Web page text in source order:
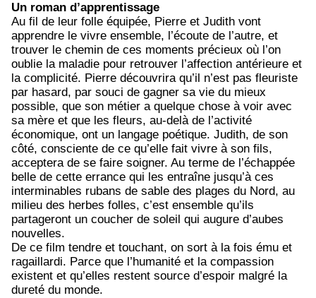
Un roman d’apprentissage
Au fil de leur folle équipée, Pierre et Judith vont
apprendre le vivre ensemble, l’écoute de l’autre, et
trouver le chemin de ces moments précieux où l’on
oublie la maladie pour retrouver l’affection antérieure et
la complicité. Pierre découvrira qu’il n’est pas fleuriste
par hasard, par souci de gagner sa vie du mieux
possible, que son métier a quelque chose à voir avec
sa mère et que les fleurs, au-delà de l’activité
économique, ont un langage poétique. Judith, de son
côté, consciente de ce qu’elle fait vivre à son fils,
acceptera de se faire soigner. Au terme de l’échappée
belle de cette errance qui les entraîne jusqu’à ces
interminables rubans de sable des plages du Nord, au
milieu des herbes folles, c’est ensemble qu’ils
partageront un coucher de soleil qui augure d’aubes
nouvelles.
De ce film tendre et touchant, on sort à la fois ému et
ragaillardi. Parce que l’humanité et la compassion
existent et qu’elles restent source d’espoir malgré la
dureté du monde.